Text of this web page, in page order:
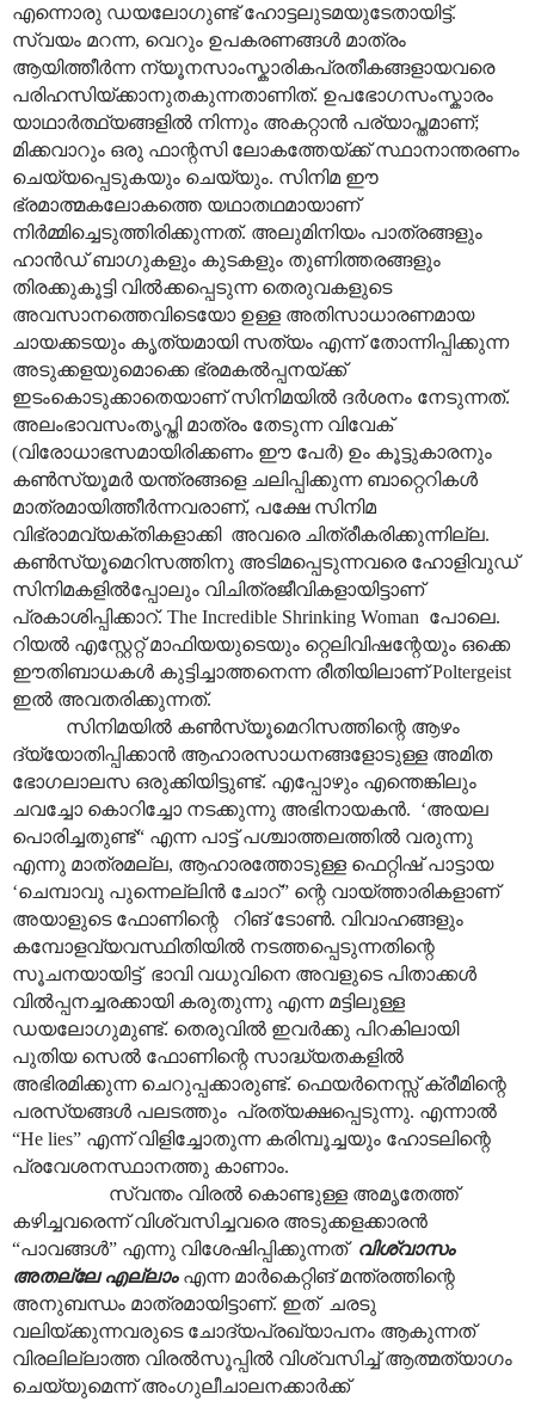
എന്നൊരു ഡയലോഗുണ്ട് ഹോട്ടലുടമയുടേതായിട്ട്.
സ്വയം മറന്ന, വെറും ഉപകരണങ്ങൾ മാത്രം
ആയിത്തീർന്ന ന്യൂനസാംസ്കാരികപ്രതീകങ്ങളായവരെ
പരിഹസിയ്ക്കാനുതകുന്നതാണിത്. ഉപഭോഗസംസ്കാരം
യാഥാർത്ഥ്യങ്ങളിൽ നിന്നും അകറ്റാൻ പര്യാപ്തമാണ്;
മിക്കവാറും ഒരു ഫാന്റസി ലോകത്തേയ്ക്ക് സ്ഥാനാന്തരണം
ചെയ്യപ്പെടുകയും ചെയ്യും. സിനിമ ഈ
ഭ്രമാത്മകലോകത്തെ യഥാതഥമായാണ്
നിർമ്മിച്ചെടുത്തിരിക്കുന്നത്. അലുമിനിയം പാത്രങ്ങളും
ഹാൻഡ് ബാഗുകളും കുടകളും തുണിത്തരങ്ങളും
തിരക്കുകൂട്ടി വിൽക്കപ്പെടുന്ന തെരുവകളുടെ
അവസാനത്തെവിടെയോ ഉള്ള അതിസാധാരണമായ
ചായക്കടയും കൃത്യമായി സത്യം എന്ന് തോന്നിപ്പിക്കുന്ന
അടുക്കളയുമൊക്കെ ഭ്രമകൽ‌പ്പനയ്ക്ക്
ഇടംകൊടുക്കാതെയാണ് സിനിമയിൽ ദർശനം നേടുന്നത്.
അലംഭാവസംതൃപ്തി മാത്രം തേടുന്ന വിവേക്
(വിരോധാഭസമായിരിക്കണം ഈ പേർ) ഉം കൂട്ടുകാരനും
കൺസ്യൂമർ യന്ത്രങ്ങളെ ചലിപ്പിക്കുന്ന ബാറ്റെറികൾ
മാത്രമായിത്തീർന്നവരാണ്, പക്ഷേ സിനിമ
വിഭ്രാമവ്യക്തികളാക്കി അവരെ ചിത്രീകരിക്കുന്നില്ല.
കൺസ്യൂമെറിസത്തിനു അടിമപ്പെടുന്നവരെ ഹോളിവുഡ്
സിനിമകളിൽ‌പ്പോലും വിചിത്രജീവികളായിട്ടാണ്
പ്രകാശിപ്പിക്കാറ്‌. The Incredible Shrinking Woman പോലെ.
റിയൽ എസ്റ്റേറ്റ് മാഫിയയുടെയും റ്റെലിവിഷന്റേയും ഒക്കെ
ഈതിബാധകൾ കുട്ടിച്ചാത്തനെന്ന രീതിയിലാണ് Poltergeist
ഇൽ അവതരിക്കുന്നത്.
സിനിമയിൽ കൺസ്യൂമെറിസത്തിന്റെ ആഴം
ദ്യ്യോതിപ്പിക്കാൻ ആഹാരസാധനങ്ങളോടുള്ള അമിത
ഭോഗലാലസ ഒരുക്കിയിട്ടുണ്ട്. എപ്പോഴും എന്തെങ്കിലും
ചവച്ചോ കൊറിച്ചോ നടക്കുന്നു അഭിനായകൻ. ‘അയല
പൊരിച്ചതുണ്ട്“ എന്ന പാട്ട് പശ്ചാത്തലത്തിൽ വരുന്നു
എന്നു മാത്രമല്ല, ആഹാരത്തോടുള്ള ഫെറ്റിഷ് പാട്ടായ
‘ചെമ്പാവു പുന്നെല്ലിൻ ചോറ്” ന്റെ വായ്ത്താരികളാണ്
അയാളുടെ ഫോണിന്റെ റിങ് ടോൺ. വിവാഹങ്ങളും
കമ്പോളവ്യവസ്ഥിതിയിൽ നടത്തപ്പെടുന്നതിന്റെ
സൂചനയായിട്ട് ഭാവി വധുവിനെ അവളുടെ പിതാക്കൾ
വിൽ‌പ്പനച്ചരക്കായി കരുതുന്നു എന്ന മട്ടിലുള്ള
ഡയലോഗുമുണ്ട്. തെരുവിൽ ഇവർക്കു പിറകിലായി
പുതിയ സെൽ ഫോണിന്റെ സാദ്ധ്യതകളിൽ
അഭിരമിക്കുന്ന ചെറുപ്പക്കാരുണ്ട്. ഫെയർനെസ്സ് ക്രീമിന്റെ
പരസ്യങ്ങൾ പലടത്തും പ്രത്യക്ഷപ്പെടുന്നു. എന്നാൽ
“He lies” എന്ന് വിളിച്ചോതുന്ന കരിമ്പൂച്ചയും ഹോടലിന്റെ
പ്രവേശനസ്ഥാനത്തു കാണാം.
സ്വന്തം വിരൽ കൊണ്ടുള്ള അമൃതേത്ത്
കഴിച്ചവരെന്ന് വിശ്വസിച്ചവരെ അടുക്കളക്കാരൻ
“പാവങ്ങൾ” എന്നു വിശേഷിപ്പിക്കുന്നത് വിശ്വാസം
അതല്ലേ എല്ലാംഎന്ന മാർകെറ്റിങ് മന്ത്രത്തിന്റെ
അനുബന്ധം മാത്രമായിട്ടാണ്. ഇത് ചരടു
വലിയ്ക്കുന്നവരുടെ ചോദ്യപ്രഖ്യാപനം ആകുന്നത്
വിരലില്ലാത്ത വിരൽസൂപ്പിൽ വിശ്വസിച്ച് ആത്മത്യാഗം
ചെയ്യുമെന്ന് അംഗുലീചാലനക്കാർക്ക്